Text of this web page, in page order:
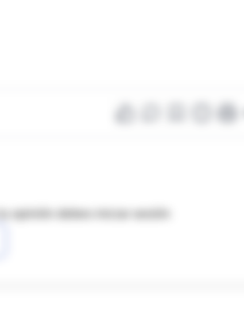
opinión debes iniciar sesión